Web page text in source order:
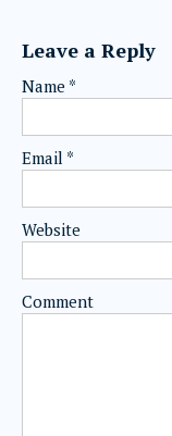
Leave a Reply
Name *
Email *
Website
Comment